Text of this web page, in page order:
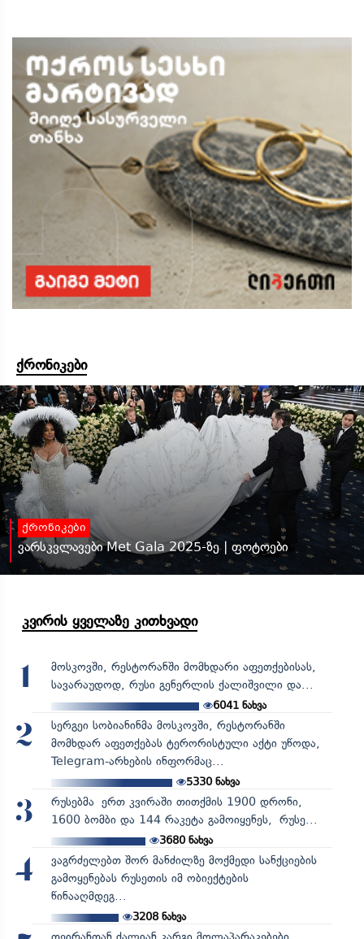
ქრონიკები
ქრონიკები
ვარსკვლავები Met Gala 2025-ზე | ფოტოები
კვირის ყველაზე კითხვადი
1
მოსკოვში, რესტორანში მომხდარი აფეთქებისას,
სავარაუდოდ, რუსი გენერლის ქალიშვილი და...
6041 ნახვა
2
სერგეი სობიანინმა მოსკოვში, რესტორანში
მომხდარ აფეთქებას ტერორისტული აქტი უწოდა,
Telegram-არხების ინფორმაც...
5330ნახვა
3
რუსებმა ერთ კვირაში თითქმის 1900 დრონი,
1600 ბომბი და 144 რაკეტა გამოიყენეს, რუსე...
3680ნახვა
4
ვაგრძელებთ შორ მანძილზე მოქმედი სანქციების
გამოყენებას რუსეთის იმ ობიექტების
წინააღმდეგ...
3208ნახვა